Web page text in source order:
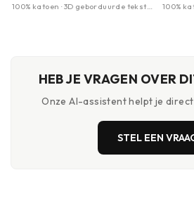
100% katoen · 3D geborduurde tekst ·
100%
HEB JE VRAGEN OVER
Onze AI-assistent helpt je
STEL EEN